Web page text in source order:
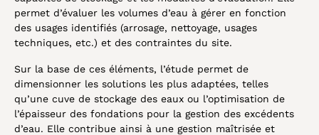
permet d’évaluer les volumes d’eau à gérer en fonction
des usages identifiés (arrosage, nettoyage, usages
techniques, etc.) et des contraintes du site.
Sur la base de ces éléments, l’étude permet de
dimensionner les solutions les plus adaptées, telles
qu’une cuve de stockage des eaux ou l’optimisation de
l’épaisseur des fondations pour la gestion des excédents
d’eau. Elle contribue ainsi à une gestion maîtrisée et